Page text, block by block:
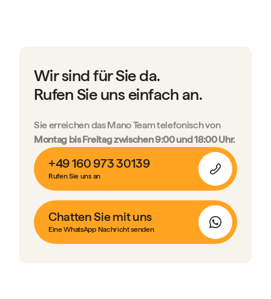
Wir sind für Sie da.
Rufen Sie uns einfach an.
Sie erreichen das Mano Team telefonisch von
Montag bis Freitag zwischen 9:00 und 18:00 Uhr.
+49 160 973 30139
Rufen Sie uns an
Chatten Sie mit uns
Eine WhatsApp Nachricht senden